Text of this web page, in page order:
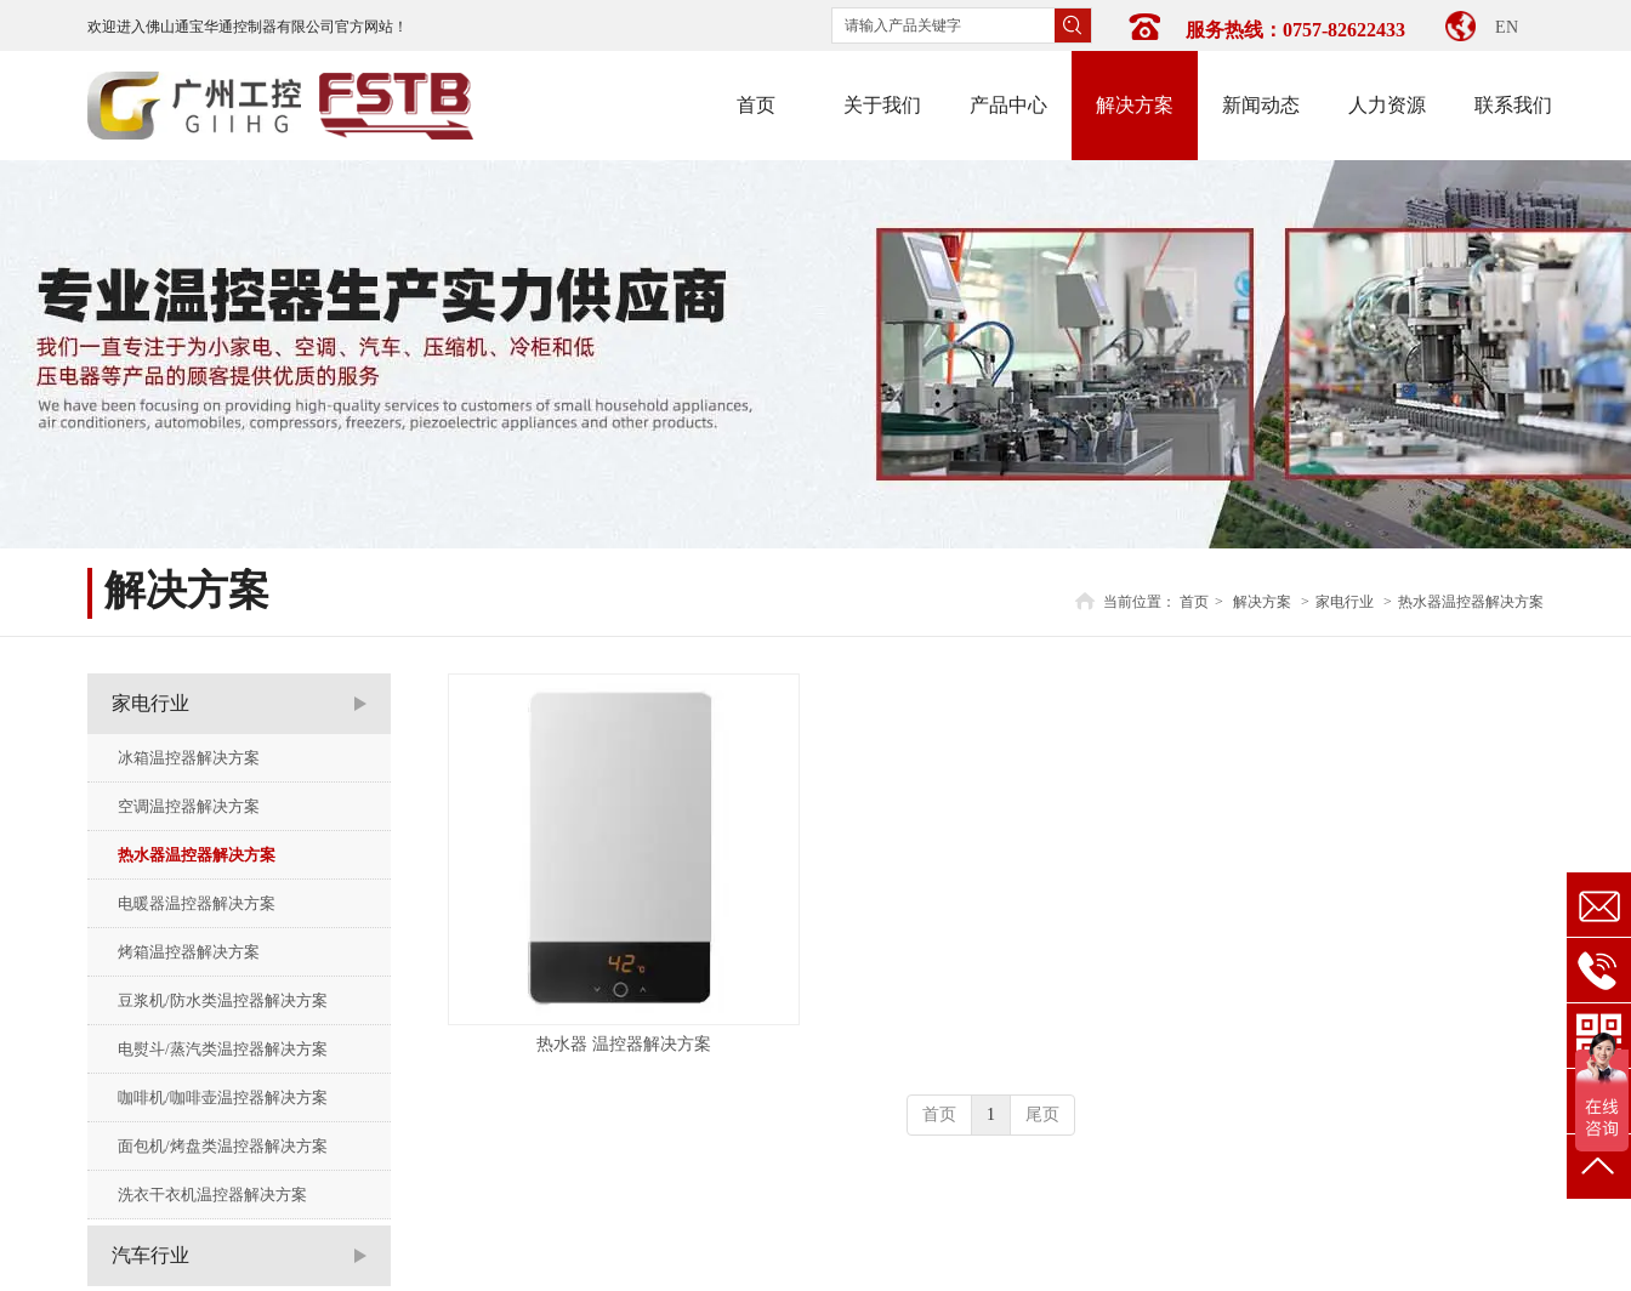
欢迎进入佛山通宝华通控制器有限公司官方网站！ 服务热线：0757-82622433 EN
首页 关于我们 产品中心 解决方案 新闻动态 人力资源 联系我们
解决方案 当前位置： 首页 > 解决方案 > 家电行业 > 热水器温控器解决方案
家电行业
冰箱温控器解决方案
空调温控器解决方案
热水器温控器解决方案
电暖器温控器解决方案
烤箱温控器解决方案
豆浆机/防水类温控器解决方案
电熨斗/蒸汽类温控器解决方案
咖啡机/咖啡壶温控器解决方案
面包机/烤盘类温控器解决方案
洗衣干衣机温控器解决方案
汽车行业
热水器 温控器解决方案
首页 1 尾页